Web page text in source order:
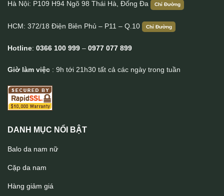
Hà Nội: P109 H94 Ngõ 98 Thái Hà, Đống Đa Chỉ Đường
HCM: 372/18 Điện Biên Phủ – P11 – Q.10 Chỉ Đường
Hotline: 0366 100 999 – 0977 077 899
Giờ làm việc : 9h tới 21h30 tất cả các ngày trong tuần
DANH MỤC NỔI BẬT
Balo da nam nữ
Cặp da nam
Hàng giảm giá